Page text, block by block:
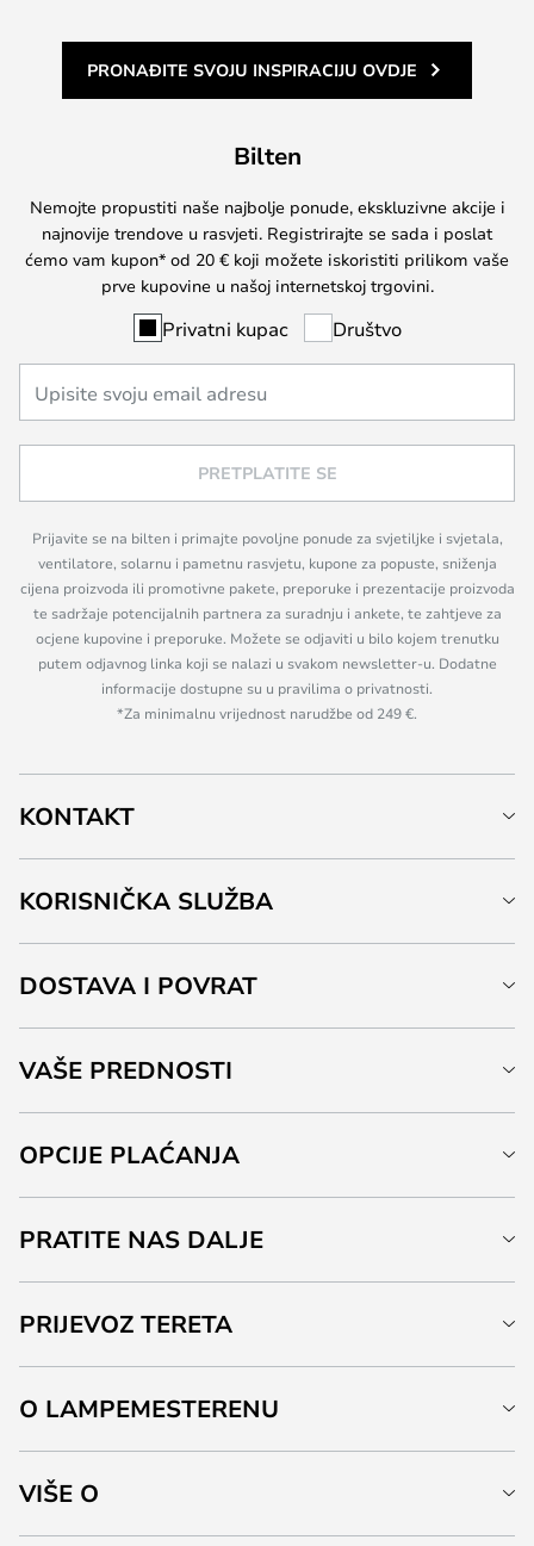
PRONAĐITE SVOJU INSPIRACIJU OVDJE
Bilten
Nemojte propustiti naše najbolje ponude, ekskluzivne akcije i
najnovije trendove u rasvjeti. Registrirajte se sada i poslat
ćemo vam kupon* od 20 € koji možete iskoristiti prilikom vaše
prve kupovine u našoj internetskoj trgovini.
Privatni kupac Društvo
PRETPLATITE SE
Prijavite se na bilten i primajte povoljne ponude za svjetiljke i svjetala,
ventilatore, solarnu i pametnu rasvjetu, kupone za popuste, sniženja
cijena proizvoda ili promotivne pakete, preporuke i prezentacije proizvoda
te sadržaje potencijalnih partnera za suradnju i ankete, te zahtjeve za
ocjene kupovine i preporuke. Možete se odjaviti u bilo kojem trenutku
putem odjavnog linka koji se nalazi u svakom newsletter-u. Dodatne
informacije dostupne su u pravilima o privatnosti.
*Za minimalnu vrijednost narudžbe od 249 €.
KONTAKT
KORISNIČKA SLUŽBA
DOSTAVA I POVRAT
VAŠE PREDNOSTI
OPCIJE PLAĆANJA
PRATITE NAS DALJE
PRIJEVOZ TERETA
O LAMPEMESTERENU
VIŠE O